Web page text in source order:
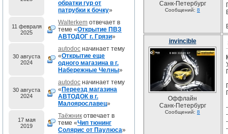
обратки гур от
патрубки к бочку»
11 февраля
2025
Walterkem отвечает в
теме «Открытие ПВЗ
АВТОДОГ г. Грязи»
30 августа
2024
autodoc начинает тему
«Открытие еще
одного магазина в г.
Набережные Челны»
30 августа
2024
autodoc начинает тему
« Переезд магазина
АВТОДОК в г.
Малоярославец»
17 мая
2019
Таёжник отвечает в
теме «Чип тюнинг
Солярис от Паулюса»
Санк-Петербург
Сообщений: 8
invincible
Оффлайн
Санк-Петербург
Сообщений: 8